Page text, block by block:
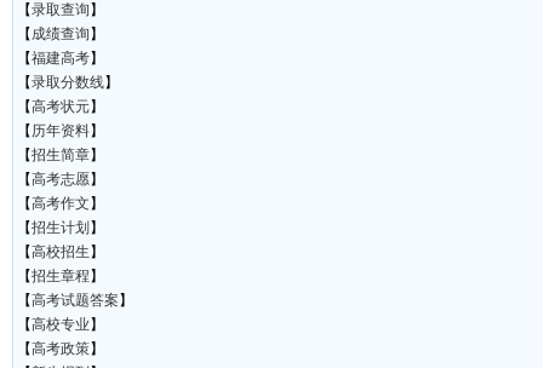
【录取查询 】
【 成绩查询 】
【福建高考】
【录取分数线】
【高考状元】
【 历年资料】
【招生简章】
【高考志愿】
【高考作文 】
【招生计划 】
【高校招生 】
【招生章程 】
【高考试题答案 】
【高校专业 】
【高考政策】